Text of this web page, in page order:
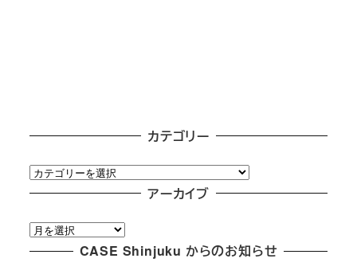
カテゴリー
カ
テ
リ
ー
アーカイブ
ア
ー
CASE Shinjuku からのお知らせ